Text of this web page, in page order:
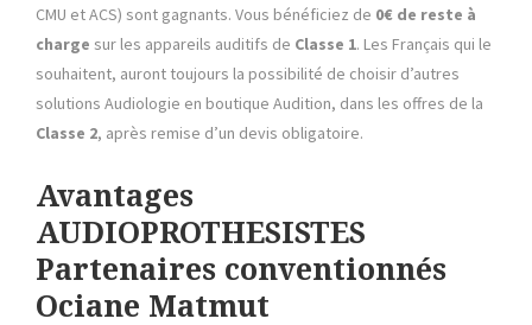
CMU et ACS) sont gagnants. Vous bénéficiez de 0€ de reste à
charge sur les appareils auditifs de Classe 1. Les Français qui le
souhaitent, auront toujours la possibilité de choisir d’autres
solutions Audiologie en boutique Audition, dans les offres de la
Classe 2, après remise d’un devis obligatoire.
Avantages
AUDIOPROTHESISTES
Partenaires conventionnés
Ociane Matmut